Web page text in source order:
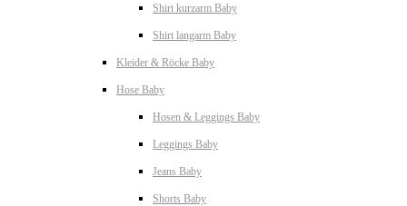
Shirt kurzarm Baby
Shirt langarm Baby
Kleider & Röcke Baby
Hose Baby
Hosen & Leggings Baby
Leggings Baby
Jeans Baby
Shorts Baby